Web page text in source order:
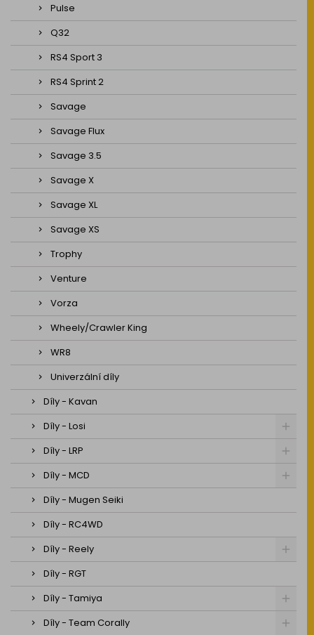
Pulse
Q32
RS4 Sport 3
RS4 Sprint 2
Savage
Savage Flux
Savage 3.5
Savage X
Savage XL
Savage XS
Trophy
Venture
Vorza
Wheely/Crawler King
WR8
Univerzální díly
Díly - Kavan
Díly - Losi
Díly - LRP
Díly - MCD
Díly - Mugen Seiki
Díly - RC4WD
Díly - Reely
Díly - RGT
Díly - Tamiya
Díly - Team Corally